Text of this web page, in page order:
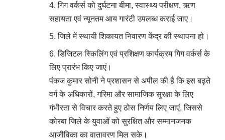
गिग वर्कर्स को दुर्घटना बीमा, स्वास्थ्य परीक्षण, ऋण
सहायता एवं न्यूनतम आय गारंटी उपलब्ध कराई जाए।
जिले में स्थायी शिकायत निवारण केंद्र की स्थापना हो।
डिजिटल स्किलिंग एवं प्रशिक्षण कार्यक्रम गिग वर्कर्स के
लिए प्रारंभ किए जाएं।
पंकज कुमार सोनी ने प्रशासन से अपील की है कि इस बढ़ते
वर्ग के अधिकारों, गरिमा और सामाजिक सुरक्षा के लिए
गंभीरता से विचार करते हुए ठोस निर्णय लिए जाएं, जिससे
कोरबा जिले के युवाओं को सुरक्षित और सम्मानजनक
आजीविका का वातावरण मिल सके।